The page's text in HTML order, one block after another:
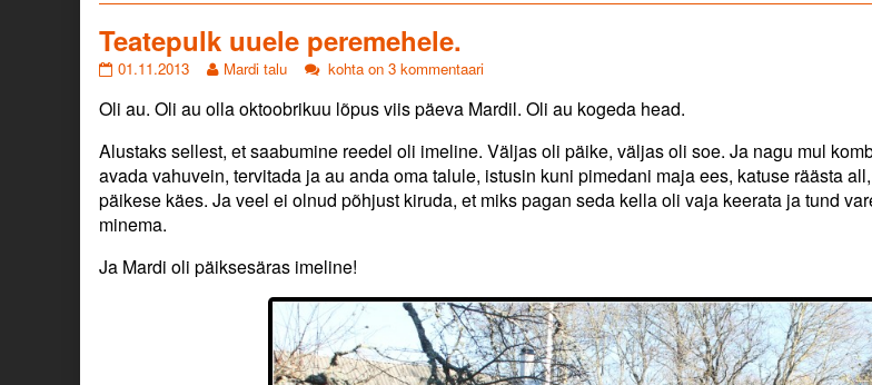
Teatepulk uuele peremehele.
Teatepulk
peremehele.
on
01.11.2013
Read
posts
the
author
of
Teatepulk
Mardi talu
Teatepulk
peremehele.
kohta on 3 kommentaari
Oli au. Oli au olla oktoobrikuu lõpus viis päeva Mardil. Oli au kogeda head.
Alustaks sellest, et saabumine reedel oli imeline. Väljas oli päike, väljas oli soe. Ja nagu mul
avada vahuvein, tervitada ja au anda oma talule, istusin kuni pimedani maja ees, katuse räästa
päikese käes. Ja veel ei olnud põhjust kiruda, et miks pagan seda kella oli vaja keerata ja tund
minema.
Ja Mardi oli päiksesäras imeline!